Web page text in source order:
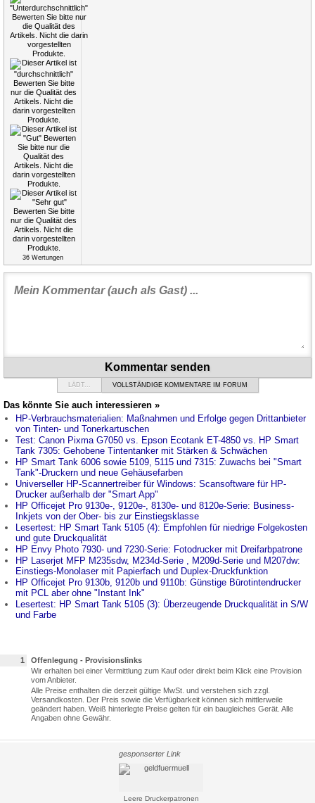
36Wertungen
Kommentar senden
LÄDT... VOLLSTÄNDIGE KOMMENTARE IM FORUM
Das könnte Sie auch interessieren »
HP-Verbrauchsmaterialien: Maßnahmen und Erfolge gegen Drittanbieter
von Tinten- und Tonerkartuschen
Test: Canon Pixma G7050 vs. Epson Ecotank ET-4850 vs. HP Smart
Tank 7305: Gehobene Tintentanker mit Stärken & Schwächen
HP Smart Tank 6006 sowie 5109, 5115 und 7315: Zuwachs bei "Smart
Tank"-Druckern und neue Gehäusefarben
Universeller HP-Scannertreiber für Windows: Scansoftware für HP-
Drucker außerhalb der "Smart App"
HP Officejet Pro 9130e-, 9120e-, 8130e- und 8120e-Serie: Business-
Inkjets von der Ober- bis zur Einstiegsklasse
Lesertest: HP Smart Tank 5105 (4): Empfohlen für niedrige Folgekosten
und gute Druckqualität
HP Envy Photo 7930- und 7230-Serie: Fotodrucker mit Dreifarbpatrone
HP Laserjet MFP M235sdw, M234d-Serie , M209d-Serie und M207dw:
Einstiegs-Monolaser mit Papierfach und Duplex-Druckfunktion
HP Officejet Pro 9130b, 9120b und 9110b: Günstige Bürotintendrucker
mit PCL aber ohne "Instant Ink"
Lesertest: HP Smart Tank 5105 (3): Überzeugende Druckqualität in S/W
und Farbe
1
Offenlegung - Provisionslinks
Wir erhalten bei einer Vermittlung zum Kauf oder direkt beim Klick eine Provision
vom Anbieter.
Alle Preise enthalten die derzeit gültige MwSt. und verstehen sich zzgl.
Versandkosten. Der Preis sowie die Verfügbarkeit können sich mittlerweile
geändert haben. Weiß hinterlegte Preise gelten für ein baugleiches Gerät. Alle
Angaben ohne Gewähr.
gesponserter Link
Leere Druckerpatronen